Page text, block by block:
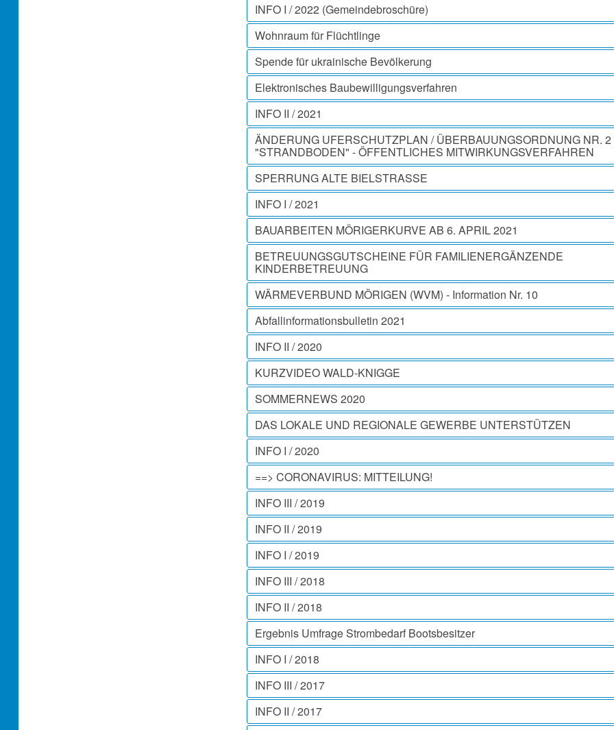
INFO I / 2022 (Gemeindebroschüre)
Wohnraum für Flüchtlinge
Spende für ukrainische Bevölkerung
Elektronisches Baubewilligungsverfahren
INFO II / 2021
ÄNDERUNG UFERSCHUTZPLAN / ÜBERBAUUNGSORDNUNG NR. 2
"STRANDBODEN" - ÖFFENTLICHES MITWIRKUNGSVERFAHREN
SPERRUNG ALTE BIELSTRASSE
INFO I / 2021
BAUARBEITEN MÖRIGERKURVE AB 6. APRIL 2021
BETREUUNGSGUTSCHEINE FÜR FAMILIENERGÄNZENDE
KINDERBETREUUNG
WÄRMEVERBUND MÖRIGEN (WVM) - Information Nr. 10
Abfallinformationsbulletin 2021
INFO II / 2020
KURZVIDEO WALD-KNIGGE
SOMMERNEWS 2020
DAS LOKALE UND REGIONALE GEWERBE UNTERSTÜTZEN
INFO I / 2020
==> CORONAVIRUS: MITTEILUNG!
INFO III / 2019
INFO II / 2019
INFO I / 2019
INFO III / 2018
INFO II / 2018
Ergebnis Umfrage Strombedarf Bootsbesitzer
INFO I / 2018
INFO III / 2017
INFO II / 2017